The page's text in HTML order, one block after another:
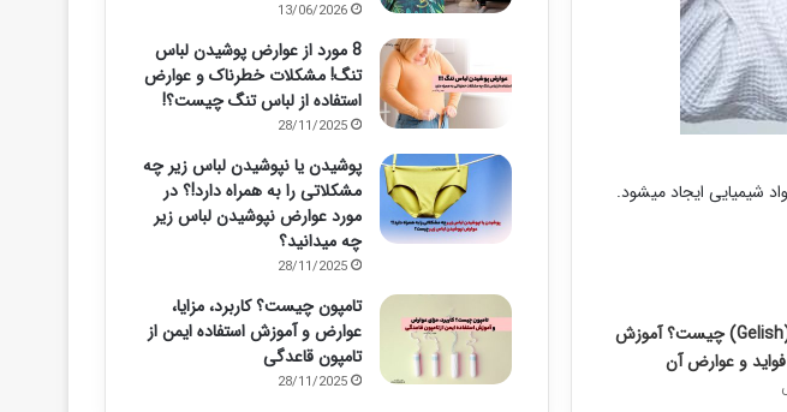
شیمیایی ایجاد میشود.
ژلیش ناخن (Gelish) چیست؟ آموزش
و عوارض آن
13/06/2026
8 مورد از عوارض پوشیدن لباس
تنگ! مشکلات خطرناک و عوارض
استفاده از لباس تنگ چیست؟!
28/11/2025
پوشیدن یا نپوشیدن لباس زیر چه
مشکلاتی را به همراه دارد!؟ در
مورد عوارض نپوشیدن لباس زیر
چه میدانید؟
28/11/2025
تامپون چیست؟ کاربرد، مزایا،
عوارض و آموزش استفاده ایمن از
تامپون قاعدگی
28/11/2025